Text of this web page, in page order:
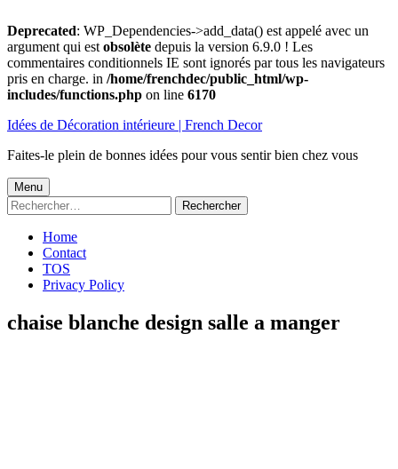
Deprecated: WP_Dependencies->add_data() est appelé avec un
argument qui est obsolète depuis la version 6.9.0 ! Les
commentaires conditionnels IE sont ignorés par tous les navigateurs
pris en charge. in /home/frenchdec/public_html/wp-
includes/functions.php on line 6170
au
Idées de Décoration intérieure | French Decor
Faites-le plein de bonnes idées pour vous sentir bien chez vous
Menu
principal
Menu
Rechercher :
Home
Contact
TOS
Privacy Policy
chaise blanche design salle a manger